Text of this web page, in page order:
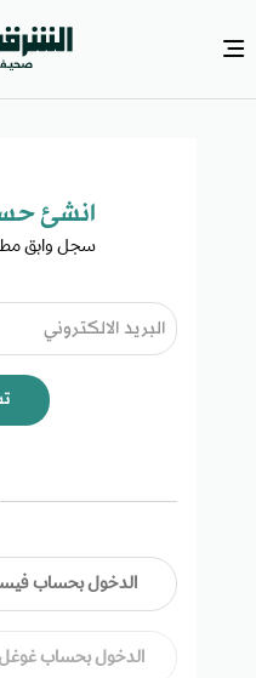
انشئ
سجل وابق
الدخول بحساب
الدخول بحساب غوغل